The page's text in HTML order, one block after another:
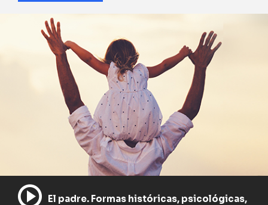
El padre. Formas históricas, psicológicas,